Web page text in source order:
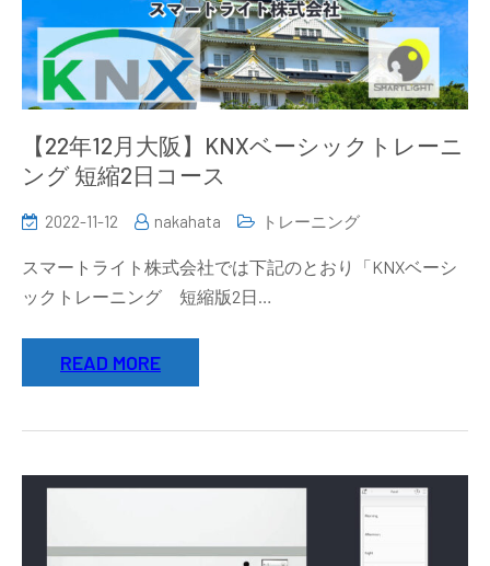
【22年12月大阪】KNXベーシックトレーニ
ング 短縮2日コース
2022-11-12 nakahata トレーニング
スマートライト株式会社では下記のとおり「KNXベーシ
ックトレーニング 短縮版2日…
READ MORE